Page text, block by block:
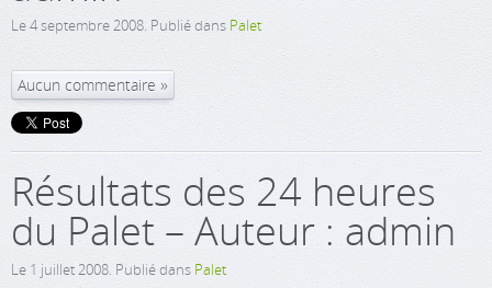
Le4 septembre 2008. Publié dans Palet
Aucun commentaire
Résultats des 24 heures
du Palet – Auteur : admin
Le 1 juillet 2008. Publié dans Palet